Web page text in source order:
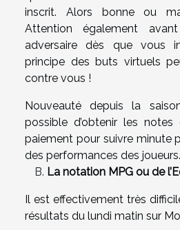
inscrit. Alors bonne ou
Attention également
adversaire dès que vous
principe des buts virtuels
contre vous !
Nouveauté depuis la
possible d’obtenir les
paiement pour suivre minute
des performances des joueurs.
La notation MPG ou de
Il est effectivement très
résultats du lundi matin sur